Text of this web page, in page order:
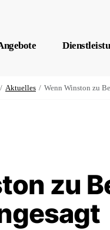
Aktuelles Wenn Winston zu
zu